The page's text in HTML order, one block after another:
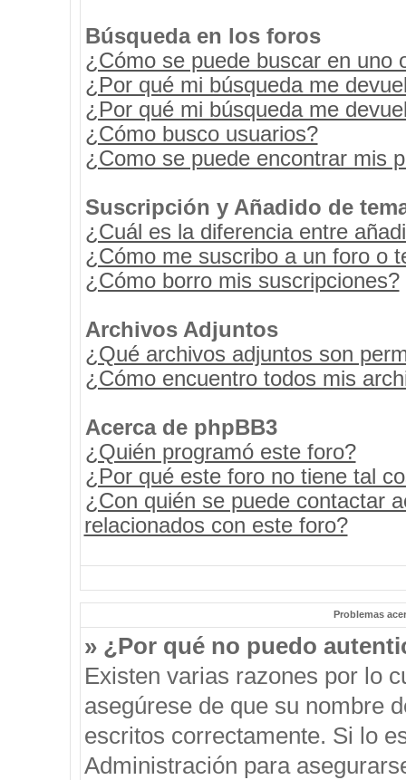
Búsqueda en los foros
¿Cómo se puede buscar en uno
¿Por qué mi búsqueda me
¿Por qué mi búsqueda me
¿Cómo busco usuarios?
¿Como se puede encontrar mis
Suscripción y Añadido de
¿Cuál es la diferencia entre
¿Cómo me suscribo a un foro o
¿Cómo borro mis suscripciones?
Archivos Adjuntos
¿Qué archivos adjuntos son
¿Cómo encuentro todos mis
Acerca de phpBB3
¿Quién programó este foro?
¿Por qué este foro no tiene tal
¿Con quién se puede contactar
relacionados con este foro?
Problemas
» ¿Por qué no puedo
Existen varias razones por lo
asegúrese de que su nombre
escritos correctamente. Si lo
Administración para